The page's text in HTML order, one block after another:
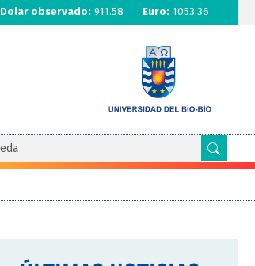
Dolar observado: 911.58 Euro: 1053.36